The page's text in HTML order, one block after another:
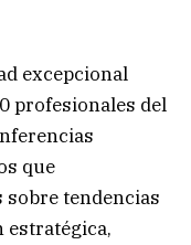
excepcional
profesionales del
que
tendencias
estratégica,